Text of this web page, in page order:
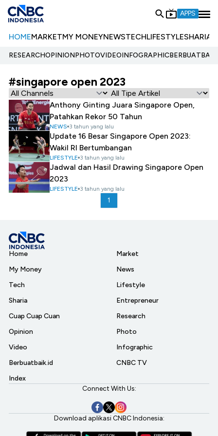
APPS
HOMEMARKETMY MONEYNEWSTECHLIFESTYLESHARIA
RESEARCHOPINIONPHOTOVIDEOINFOGRAPHIC
#singapore open 2023
Anthony Ginting Juara Singapore Open,
Patahkan Rekor 50 Tahun
NEWS 3 tahun yang lalu
Update 16 Besar Singapore Open 2023:
Wakil RI Bertumbangan
LIFESTYLE 3 tahun yang lalu
Jadwal dan Hasil Drawing Singapore Open
2023
LIFESTYLE 3 tahun yang lalu
1
Home
My Money
Tech
Sharia
Cuap Cuap Cuan
Opinion
Video
Berbuatbaik.id
Index
Market
News
Lifestyle
Entrepreneur
Research
Photo
Infographic
CNBC TV
Connect With Us:
Download aplikasi CNBC Indonesia: